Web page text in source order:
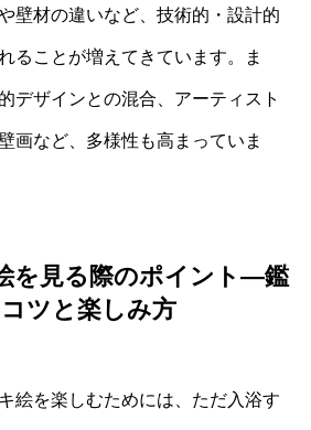
壁材の違いなど、技術的・設計的
ることが増えてきています。ま
デザインとの混合、アーティスト
画など、多様性も高まっていま
を見る際のポイント―鑑
ツと楽しみ方
絵を楽しむためには、ただ入浴す